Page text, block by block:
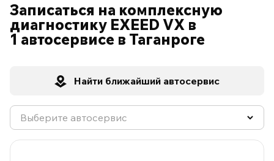
Записаться на комплексную
диагностику EXEED VX в
1 автосервисе в Таганроге
Найти ближайший автосервис